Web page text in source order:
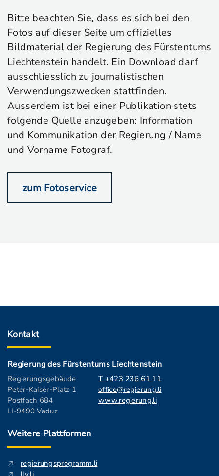
Bitte beachten Sie, dass es sich bei den
Fotos auf dieser Seite um offizielles
Bildmaterial der Regierung des Fürstentums
Liechtenstein handelt. Ein Download darf
ausschliesslich zu journalistischen
Verwendungszwecken stattfinden.
Ausserdem ist bei einer Publikation stets
folgende Quelle anzugeben: Information
und Kommunikation der Regierung / Name
und Vorname Fotograf.
zum Fotoservice
Kontakt
Regierung des Fürstentums Liechtenstein
Regierungsgebäude
Peter-Kaiser-Platz 1
Postfach 684
LI-9490 Vaduz
T +423 236 61 11
office@regierung.li
www.regierung.li
Weitere Plattformen
regierungsprogramm.li
llv.li